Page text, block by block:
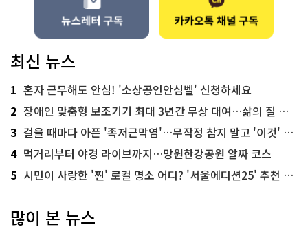
최신 뉴스
1 혼자 근무해도 안심! '소상공인안심벨' 신청하세요
2 장애인 맞춤형 보조기기 최대 3년간 무상 대여…삶의 질 높인다
3 걸을 때마다 아픈 '족저근막염'…무작정 참지 말고 '이것' 해보세요!
4 먹거리부터 야경 라이브까지…망원한강공원 알짜 코스
5 시민이 사랑한 '찐' 로컬 명소 어디? '서울에디션25' 추천 코스
많이 본 뉴스